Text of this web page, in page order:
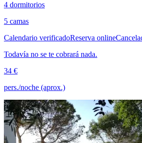
4 dormitorios
5 camas
Calendario verificadoReserva online
Todavía no se te cobrará nada.
34 €
pers./noche (aprox.)